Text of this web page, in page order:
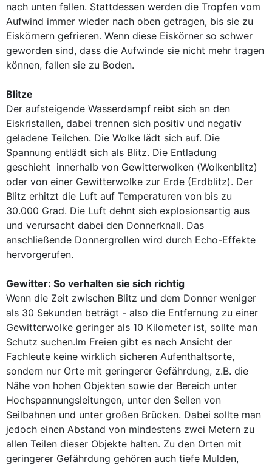
nach unten fallen. Stattdessen werden die Tropfen vom
Aufwind immer wieder nach oben getragen, bis sie zu
Eiskörnern gefrieren. Wenn diese Eiskörner so schwer
geworden sind, dass die Aufwinde sie nicht mehr tragen
können, fallen sie zu Boden.
Blitze
Der aufsteigende Wasserdampf reibt sich an den
Eiskristallen, dabei trennen sich positiv und negativ
geladene Teilchen. Die Wolke lädt sich auf. Die
Spannung entlädt sich als Blitz. Die Entladung
geschieht innerhalb von Gewitterwolken (Wolkenblitz)
oder von einer Gewitterwolke zur Erde (Erdblitz). Der
Blitz erhitzt die Luft auf Temperaturen von bis zu
30.000 Grad. Die Luft dehnt sich explosionsartig aus
und verursacht dabei den Donnerknall. Das
anschließende Donnergrollen wird durch Echo-Effekte
hervorgerufen.
Gewitter: So verhalten sie sich richtig
Wenn die Zeit zwischen Blitz und dem Donner weniger
als 30 Sekunden beträgt - also die Entfernung zu einer
Gewitterwolke geringer als 10 Kilometer ist, sollte man
Schutz suchen.Im Freien gibt es nach Ansicht der
Fachleute keine wirklich sicheren Aufenthaltsorte,
sondern nur Orte mit geringerer Gefährdung, z.B. die
Nähe von hohen Objekten sowie der Bereich unter
Hochspannungsleitungen, unter den Seilen von
Seilbahnen und unter großen Brücken. Dabei sollte man
jedoch einen Abstand von mindestens zwei Metern zu
allen Teilen dieser Objekte halten. Zu den Orten mit
geringerer Gefährdung gehören auch tiefe Mulden,